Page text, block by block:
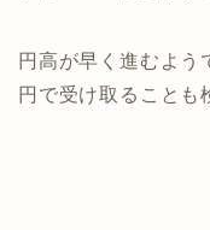
円高が早く進むよう
円で受け取ることも